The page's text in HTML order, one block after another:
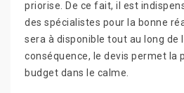
priorise. De ce fait, il est
des spécialistes pour la bonne
sera à disponible tout au long de
conséquence, le devis permet la
budget dans le calme.